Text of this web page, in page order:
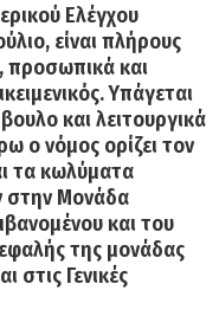
Ελέγχου
είναιπλήρους
, προσωπικά και
Υπάγεται
και λειτουργικά
ο νόμος ορίζει τον
τα κωλύματα
στην Μονάδα
και του
της μονάδας
στις Γενικές